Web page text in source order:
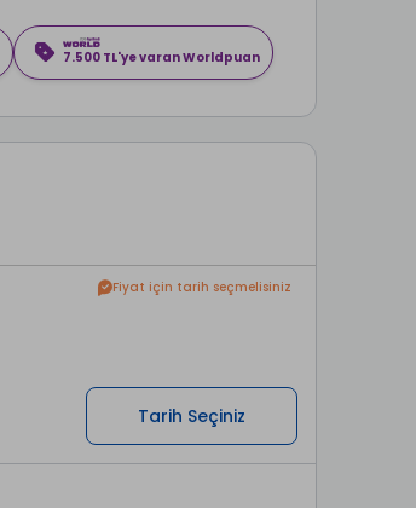
7.500 TL'ye varan Worldpuan
Fiyat için tarih seçmelisiniz
Tarih Seçiniz